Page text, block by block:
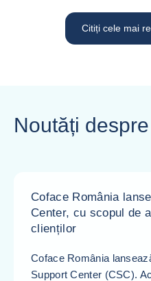
Citiți cele mai
Noutăți
Coface România
Center, cu scopul de
clienților
Coface România
Support Center (CSC).